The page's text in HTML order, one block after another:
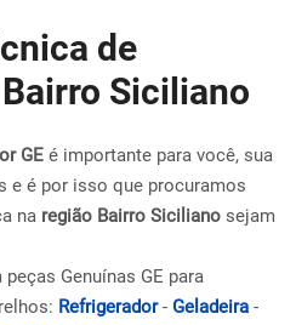
de
Siciliano
GE é importante para você, sua
e é por isso que procuramos
na região Bairro Siciliano sejam
Genuínas GE para
Refrigerador- Geladeira -